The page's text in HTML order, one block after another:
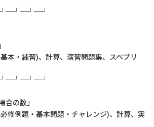
本・練習)、計算、演習問題集、スペプリ
合の数」
修例題・基本問題・チャレンジ)、計算、実